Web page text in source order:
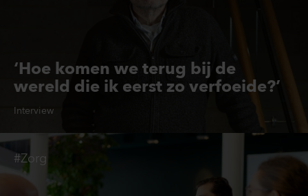
‘Hoe komen we terug bij de
wereld die ik eerst zo verfoeide?’
Interview
#Zorg